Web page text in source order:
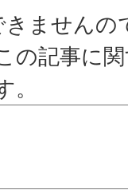
ませんの
の記事に